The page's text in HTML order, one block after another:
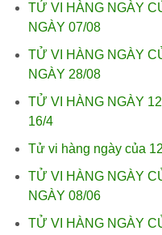
TỬ VI HÀNG NGÀY
NGÀY 07/08
TỬ VI HÀNG NGÀY
NGÀY 28/08
TỬ VI HÀNG NGÀY
16/4
Tử vi hàng ngày của
TỬ VI HÀNG NGÀY
NGÀY 08/06
TỬ VI HÀNG NGÀY